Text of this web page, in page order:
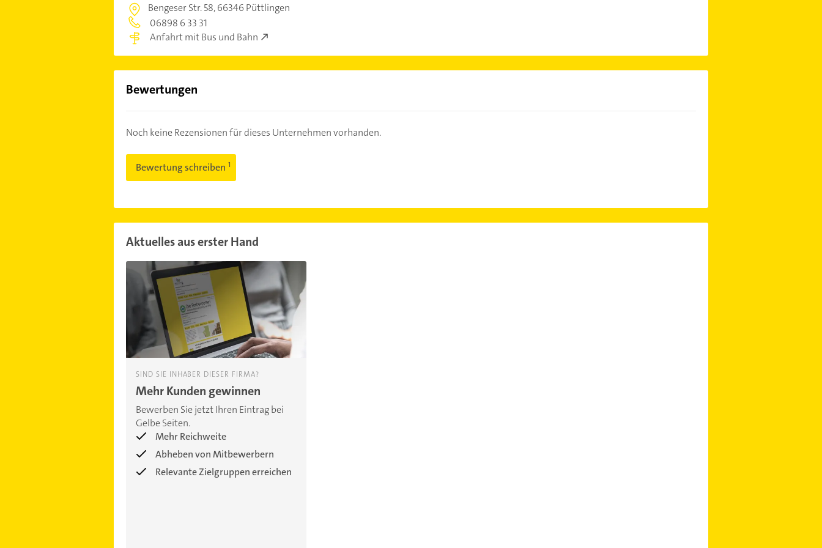
Bengeser Str. 58,66346 Püttlingen
06898 6 33 31
Anfahrt mit Bus und Bahn
Bewertungen
Noch keine Rezensionen für dieses Unternehmen vorhanden.
Bewertung schreiben
Aktuelles aus erster Hand
SIND SIE INHABER DIESER FIRMA?
Mehr Kunden gewinnen
Bewerben Sie jetzt Ihren Eintrag bei
Gelbe Seiten.
Mehr Reichweite
Abheben von Mitbewerbern
Relevante Zielgruppen erreichen